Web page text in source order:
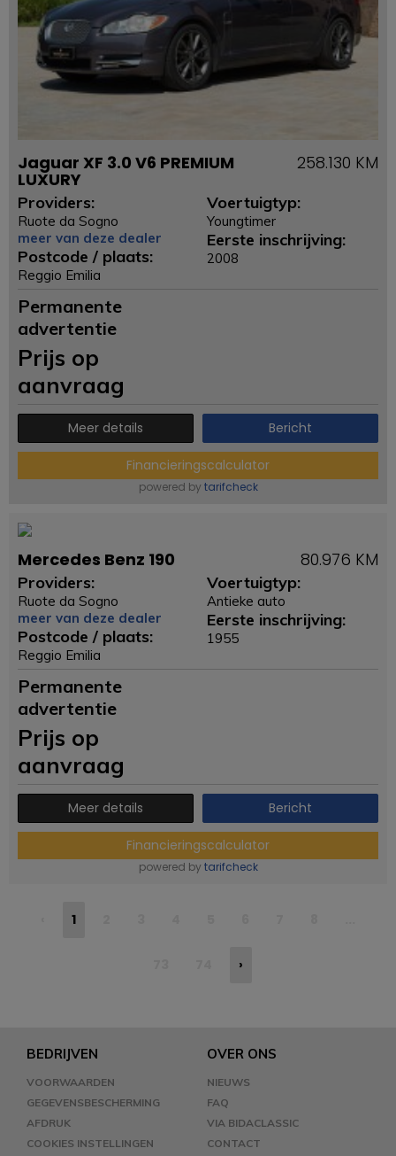
Jaguar XF 3.0 V6 PREMIUM
LUXURY
258.130 KM
Providers:
Ruote da Sogno
meer van deze dealer
Postcode / plaats:
Reggio Emilia
Voertuigtyp:
Youngtimer
Eerste inschrijving:
2008
Permanente
advertentie
Prijs op
aanvraag
Meer details Bericht
Financieringscalculator
powered by tarifcheck
Mercedes Benz 190 80.976 KM
Providers:
Ruote da Sogno
meer van deze dealer
Postcode / plaats:
Reggio Emilia
Voertuigtyp:
Antieke auto
Eerste inschrijving:
1955
Permanente
advertentie
Prijs op
aanvraag
Meer details Bericht
Financieringscalculator
powered by tarifcheck
1
›
BEDRIJVEN
VOORWAARDEN
GEGEVENSBESCHERMING
AFDRUK
COOKIES INSTELLINGEN
OVER ONS
NIEUWS
FAQ
VIA BIDACLASSIC
CONTACT